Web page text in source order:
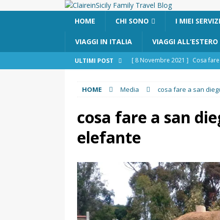
HOME CHI SONO I MIEI SERVIZI
VIAGGI IN ITALIA VIAGGI ALL’ESTERO
ULTIMI POST [ 8 Novembre 2021 ] Cosa
[ 6 Maggio 2026 ] Cascate del
GITE
Dove
[ 17 Dicembre 2025 ]
UTILI
[ 14 Settembre 2025 ] Rifugi e
PARCHI NATURALI E AREE
HOME Media cosa fare a san
cosa fare a san
elefante